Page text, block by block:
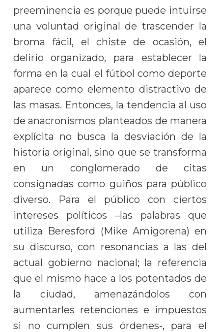
preeminencia es porque puede intuirse
una voluntad original de trascender la
broma fácil, el chiste de ocasión, el
delirio organizado, para establecer la
forma en la cual el fútbol como deporte
aparece como elemento distractivo de
las masas. Entonces, la tendencia al uso
de anacronismos planteados de manera
explícita no busca la desviación de la
historia original, sino que se transforma
en un conglomerado de citas
consignadas como guiños para público
diverso. Para el público con ciertos
intereses políticos –las palabras que
utiliza Beresford (Mike Amigorena) en
su discurso, con resonancias a las del
actual gobierno nacional; la referencia
que el mismo hace a los potentados de
la ciudad, amenazándolos con
aumentarles retenciones e impuestos
si no cumplen sus órdenes-, para el